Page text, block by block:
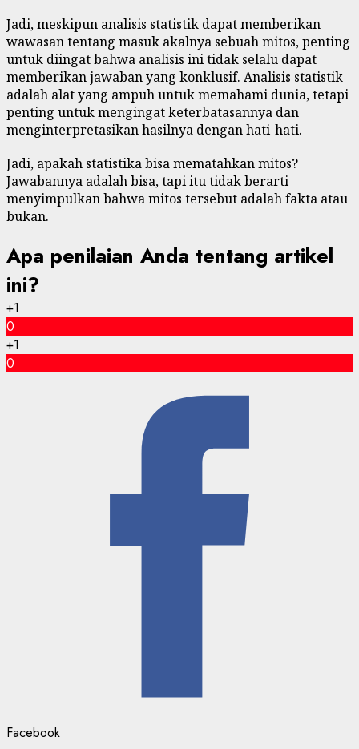
Jadi, meskipun analisis statistik dapat memberikan
wawasan tentang masuk akalnya sebuah mitos, penting
untuk diingat bahwa analisis ini tidak selalu dapat
memberikan jawaban yang konklusif. Analisis statistik
adalah alat yang ampuh untuk memahami dunia, tetapi
penting untuk mengingat keterbatasannya dan
menginterpretasikan hasilnya dengan hati-hati.
Jadi, apakah statistika bisa mematahkan mitos?
Jawabannya adalah bisa, tapi itu tidak berarti
menyimpulkan bahwa mitos tersebut adalah fakta atau
bukan.
Apa penilaian Anda tentang artikel
ini?
+1
0
+1
0
Facebook